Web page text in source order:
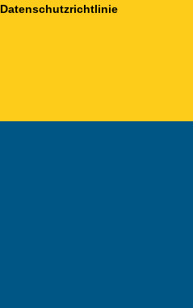
Datenschutzrichtlinie